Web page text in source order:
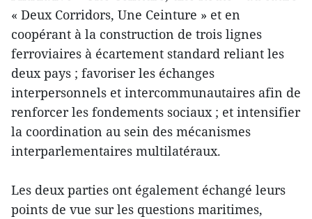
« Deux Corridors, Une Ceinture » et en
coopérant à la construction de trois lignes
ferroviaires à écartement standard reliant les
deux pays ; favoriser les échanges
interpersonnels et intercommunautaires afin de
renforcer les fondements sociaux ; et intensifier
la coordination au sein des mécanismes
interparlementaires multilatéraux.
Les deux parties ont également échangé leurs
points de vue sur les questions maritimes,